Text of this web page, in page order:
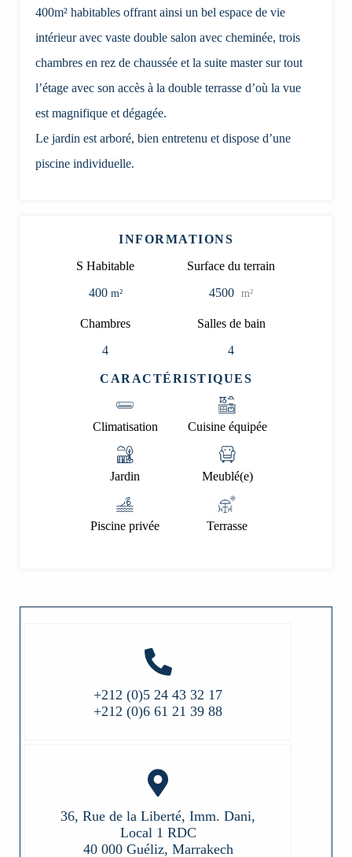
INFORMATIONS
Chambres
4
Salles de bain
4
S Habitable
400 m²
Surface du terrain
4500 m²
CARACTÉRISTIQUES
Climatisation Cuisine équipée
Jardin Meublé(e)
Piscine privée Terrasse
400m² habitables offrant ainsi un bel espace de vie
intérieur avec vaste double salon avec cheminée, trois
chambres en rez de chaussée et la suite master sur tout
l’étage avec son accès à la double terrasse d’où la vue
est magnifique et dégagée.
Le jardin est arboré, bien entretenu et dispose d’une
piscine individuelle.
+212 (0)5 24 43 32 17
+212 (0)6 61 21 39 88
36, Rue de la Liberté, Imm. Dani,
Local 1 RDC
40 000 Guéliz, Marrakech